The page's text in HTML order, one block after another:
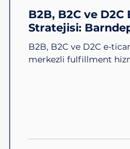
B2B, B2C ve
Stratejisi:
B2B, B2C ve D2C e-
merkezli fulfillment